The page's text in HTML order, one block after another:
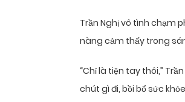
Trần Nghị vô tình chạm
nàng cảm thấy trong
“Chỉ là tiện tay thôi,”
chút gì đi, bồi bổ sức